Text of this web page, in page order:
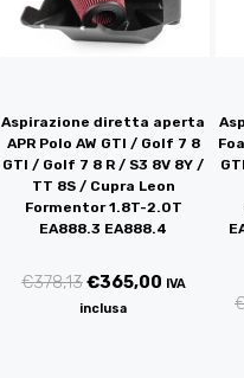
Aspirazione diretta aperta
APR Polo AW GTI / Golf 7 8
GTI / Golf 7 8 R / S3 8V 8Y /
TT 8S / Cupra Leon
Formentor 1.8T-2.0T
EA888.3 EA888.4
€378,13€365,00 IVA
inclusa